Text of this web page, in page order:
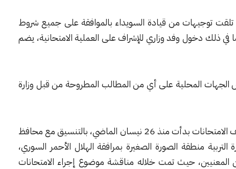
تلقت توجيهات من قيادة السويداء بالموافقة على جميع شروط
في ذلك دخول وفد وزاري للإشراف على العملية الامتحانية، يضم
الجهات المحلية على أي من المطالب المطروحة من قبل وزارة
كما أشار غانم، إلى أن الاجتماعات المتعلّقة بملف الامتحانات بدأت منذ 26 نيسان الماضي، بالتنسيق مع محافظ
منطقة الصورة الصغيرة بمرافقة الهلال الأحمر السوري،
المعنيين، حيث تمت خلاله مناقشة موضوع إجراء الامتحانات